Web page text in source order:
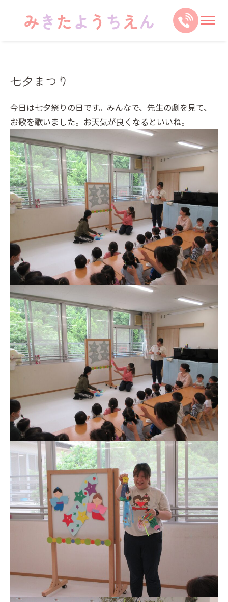
七夕まつり
今日は七夕祭りの日です。みんなで、先生の劇を見て、
お歌を歌いました。お天気が良くなるといいね。